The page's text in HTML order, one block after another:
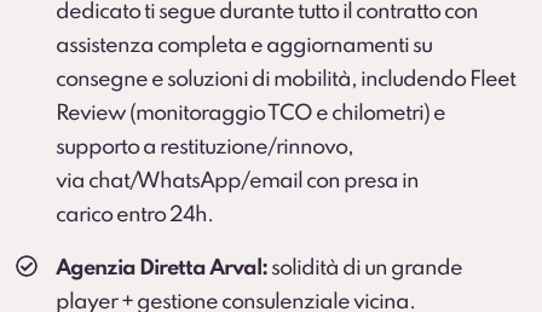
dedicato ti segue durante tutto il contratto con
assistenza completa e aggiornamenti su
consegne e soluzioni di mobilità, includendo Fleet
Review (monitoraggio TCO e chilometri) e
supporto a restituzione/rinnovo,
via chat/WhatsApp/email con presa in
carico entro 24h.
Agenzia Diretta Arval: solidità di un grande
player + gestione consulenziale vicina.